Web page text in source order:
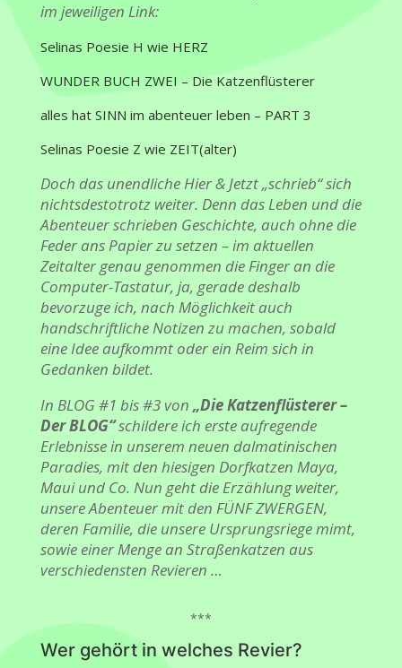
im jeweiligen Link:
Selinas Poesie H wie HERZ
WUNDER BUCH ZWEI – Die Katzenflüsterer
alles hat SINN im abenteuer leben – PART 3
Selinas Poesie Z wie ZEIT(alter)
Doch das unendliche Hier & Jetzt „schrieb“ sich
nichtsdestotrotz weiter. Denn das Leben und die
Abenteuer schrieben Geschichte, auch ohne die
Feder ans Papier zu setzen – im aktuellen
Zeitalter genau genommen die Finger an die
Computer-Tastatur, ja, gerade deshalb
bevorzuge ich, nach Möglichkeit auch
handschriftliche Notizen zu machen, sobald
eine Idee aufkommt oder ein Reim sich in
Gedanken bildet.
In BLOG #1 bis #3 von „Die Katzenflüsterer –
Der BLOG“schildere ich erste aufregende
Erlebnisse in unserem neuen dalmatinischen
Paradies, mit den hiesigen Dorfkatzen Maya,
Maui und Co. Nun geht die Erzählung weiter,
unsere Abenteuer mit den FÜNF ZWERGEN,
deren Familie, die unsere Ursprungsriege mimt,
sowie einer Menge an Straßenkatzen aus
verschiedensten Revieren …
***
Wer gehört in welches Revier?